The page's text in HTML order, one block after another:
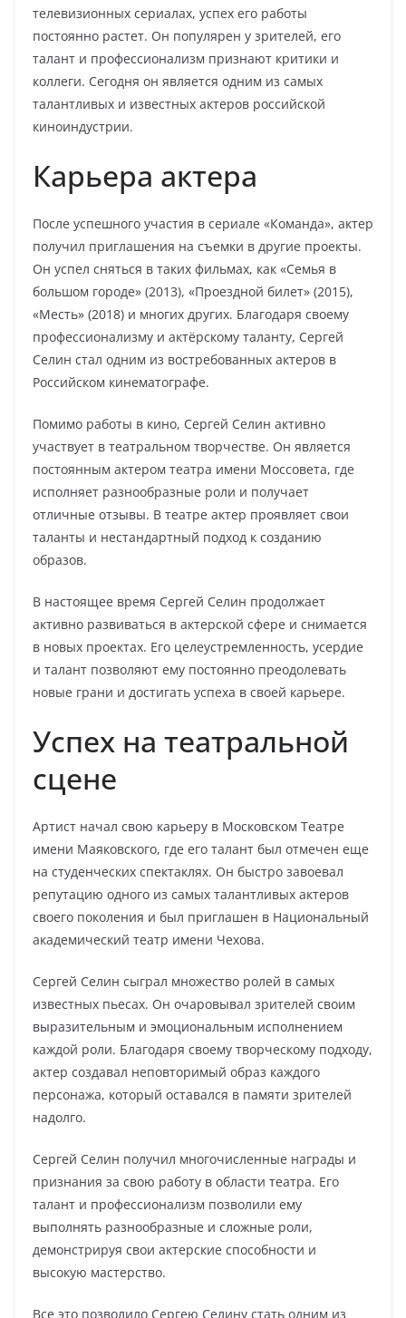
телевизионных сериалах, успех его работы
постоянно растет. Он популярен у зрителей, его
талант и профессионализм признают критики и
коллеги. Сегодня он является одним из самых
талантливых и известных актеров российской
киноиндустрии.
Карьера актера
После успешного участия в сериале «Команда», актер
получил приглашения на съемки в другие проекты.
Он успел сняться в таких фильмах, как «Семья в
большом городе» (2013), «Проездной билет» (2015),
«Месть» (2018) и многих других. Благодаря своему
профессионализму и актёрскому таланту, Сергей
Селин стал одним из востребованных актеров в
Российском кинематографе.
Помимо работы в кино, Сергей Селин активно
участвует в театральном творчестве. Он является
постоянным актером театра имени Моссовета, где
исполняет разнообразные роли и получает
отличные отзывы. В театре актер проявляет свои
таланты и нестандартный подход к созданию
образов.
В настоящее время Сергей Селин продолжает
активно развиваться в актерской сфере и снимается
в новых проектах. Его целеустремленность, усердие
и талант позволяют ему постоянно преодолевать
новые грани и достигать успеха в своей карьере.
Успех на театральной
сцене
Артист начал свою карьеру в Московском Театре
имени Маяковского, где его талант был отмечен еще
на студенческих спектаклях. Он быстро завоевал
репутацию одного из самых талантливых актеров
своего поколения и был приглашен в Национальный
академический театр имени Чехова.
Сергей Селин сыграл множество ролей в самых
известных пьесах. Он очаровывал зрителей своим
выразительным и эмоциональным исполнением
каждой роли. Благодаря своему творческому подходу,
актер создавал неповторимый образ каждого
персонажа, который оставался в памяти зрителей
надолго.
Сергей Селин получил многочисленные награды и
признания за свою работу в области театра. Его
талант и профессионализм позволили ему
выполнять разнообразные и сложные роли,
демонстрируя свои актерские способности и
высокую мастерство.
Все это позволило Сергею Селину стать одним из